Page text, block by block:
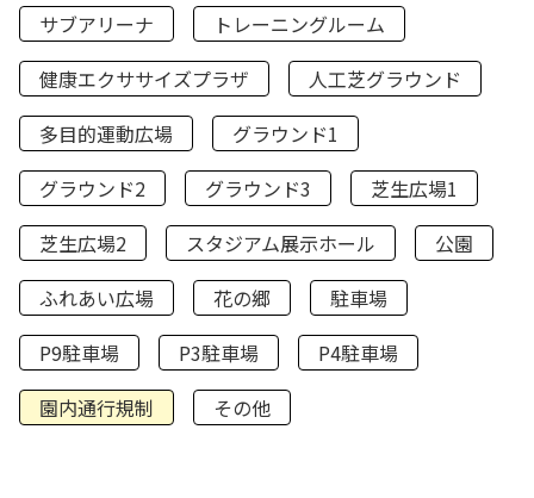
サブアリーナ
トレーニングルーム
健康エクササイズプラザ
人工芝グラウンド
多目的運動広場
グラウンド1
グラウンド2
グラウンド3
芝生広場1
芝生広場2
スタジアム展示ホール
公園
ふれあい広場
花の郷
駐車場
P9駐車場
P3駐車場
P4駐車場
園内通行規制
その他